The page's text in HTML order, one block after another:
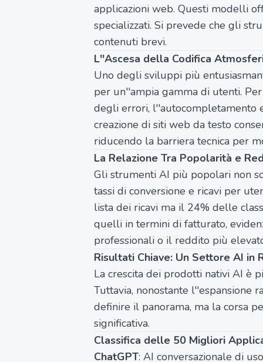
applicazioni web. Questi modelli
specializzati. Si prevede che gli
contenuti brevi.
L''Ascesa della Codifica
Uno degli sviluppi più
per un''ampia gamma di utenti.
degli errori, l''autocompletamento
creazione di siti web da testo
riducendo la barriera tecnica per
La Relazione Tra Popolarità e
Gli strumenti AI più popolari non
tassi di conversione e ricavi per
lista dei ricavi ma il 24% delle
quelli in termini di fatturato,
professionali o il reddito più
Risultati Chiave: Un Settore AI in
La crescita dei prodotti nativi AI è
Tuttavia, nonostante l''espansione
definire il panorama, ma la corsa
significativa.
Classifica delle 50 Migliori
ChatGPT: AI conversazionale di